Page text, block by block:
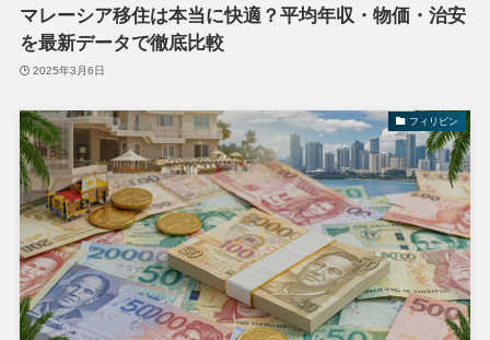
マレーシア移住は本当に快適？平均年収・物価・治安
を最新データで徹底比較
2025年3月6日
フィリピン